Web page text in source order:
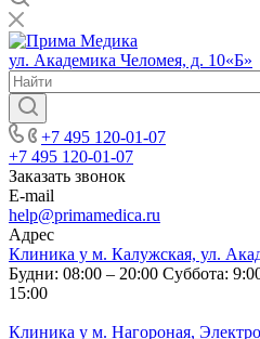
ул. Академика Челомея, д. 10«Б»
+7 495 120-01-07
+7 495 120-01-07
Заказать звонок
E-mail
help@primamedica.ru
Адрес
Клиника у м. Калужская, ул.
Будни: 08:00 – 20:00 Суббота:
15:00
Клиника у м. Нагороная,